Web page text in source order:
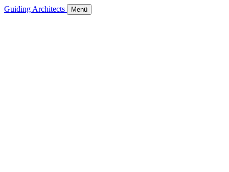
Guiding Architects Menü